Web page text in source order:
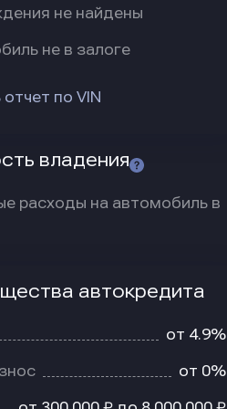
не найдены
не в залоге
по VIN
владения
расходы на автомобиль в
автокредита
от 4.9%
от 0%